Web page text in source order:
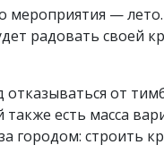
мероприятия —
радовать
отказываться от
также есть масса
городом: строить